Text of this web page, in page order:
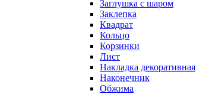
Заглушка с шаром
Заклепка
Квадрат
Кольцо
Корзинки
Лист
Накладка декоративная
Наконечник
Обжима